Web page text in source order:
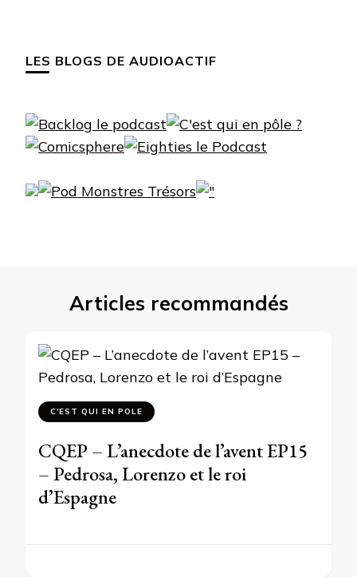
LES BLOGS DE AUDIOACTIF
Articles recommandés
C'EST QUI EN POLE
CQEP – L’anecdote de l’avent EP15
– Pedrosa, Lorenzo et le roi
d’Espagne